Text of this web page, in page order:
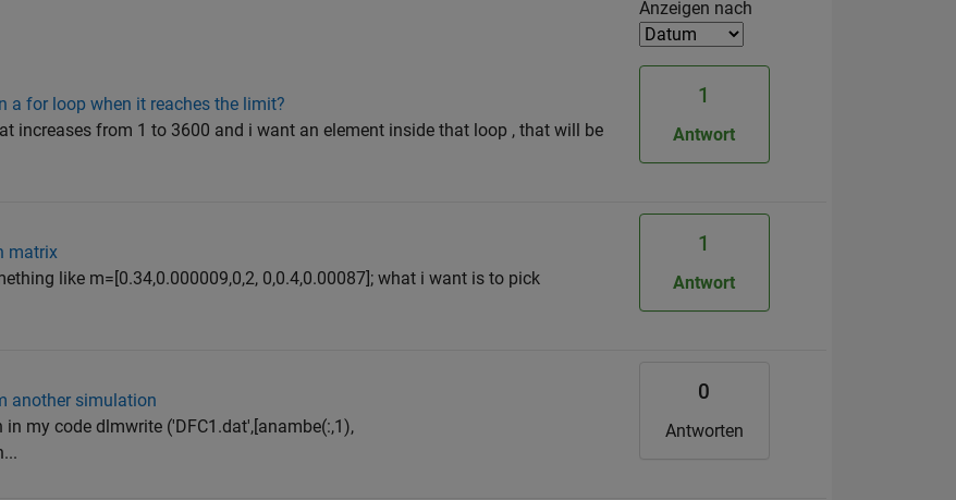
Filter2
Anzeigen nach
a for loop when it reaches the limit?
increases from 1 to 3600 and i want an element inside that loop , that will be
1
Antwort
matrix
like m=[0.34,0.000009,0,2, 0,0.4,0.00087]; what i want is to pick
1
Antwort
another simulation
my code dlmwrite ('DFC1.dat',[anambe(:,1),
0
Antworten